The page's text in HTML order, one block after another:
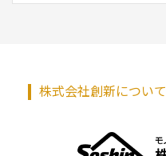
株式会社創新について